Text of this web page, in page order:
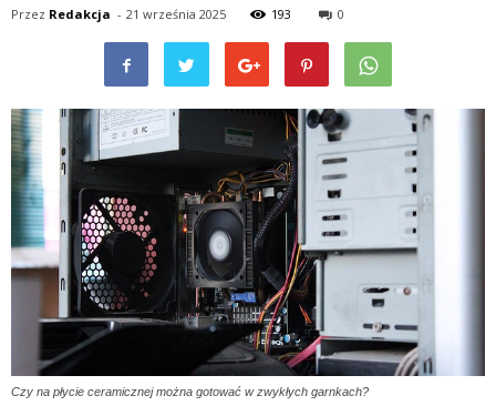
Przez Redakcja - 21 września 2025 193 0
Czy na płycie ceramicznej można gotować w zwykłych garnkach?